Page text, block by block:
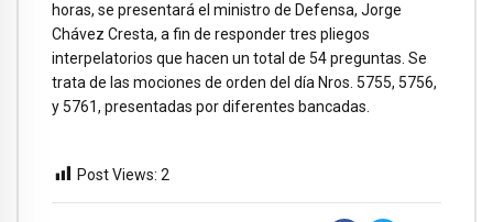
horas, se presentará el ministro de Defensa, Jorge
Chávez Cresta, a fin de responder tres pliegos
interpelatorios que hacen un total de 54 preguntas. Se
trata de las mociones de orden del día Nros. 5755, 5756,
y 5761, presentadas por diferentes bancadas.
Post Views: 2